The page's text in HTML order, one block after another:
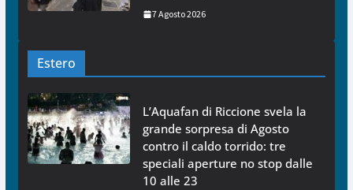
7 Agosto 2026
Estero
L’Aquafan di Riccione svela la
grande sorpresa di Agosto
contro il caldo torrido: tre
speciali aperture no stop dalle
10 alle 23